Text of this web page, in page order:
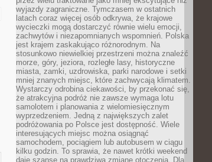
wyjazdy zagraniczne. Tymczasem w ostatnich
latach coraz więcej osób odkrywa, że krajowe
wycieczki mogą dostarczyć równie wielu emocji,
zachwytów i niezapomnianych wspomnień. Polska
jest krajem zaskakująco różnorodnym. Na
stosunkowo niewielkiej przestrzeni można znaleźć
morze, góry, jeziora, rozległe lasy, historyczne
miasta, zamki, uzdrowiska, parki narodowe i setki
mniej znanych miejsc, które zachwycają klimatem.
Wystarczy odrobina ciekawości, by przekonać się,
że atrakcyjna podróż nie zawsze wymaga lotu
samolotem i planowania z wielomiesięcznym
wyprzedzeniem. Jedną z największych zalet
podróżowania po Polsce jest dostępność. Wiele
interesujących miejsc można osiągnąć
samochodem, pociągiem lub autobusem w ciągu
kilku godzin. To sprawia, że nawet krótki weekend
daje szansę na prawdziwą zmianę otoczenia. Dla